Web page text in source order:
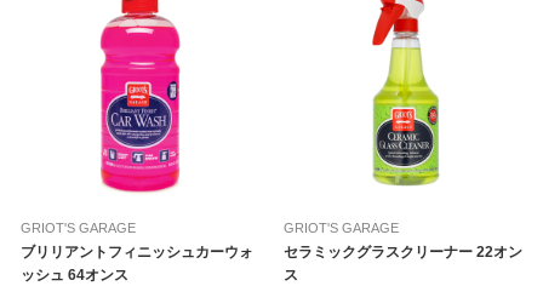
GRIOT'S GARAGE
ブリリアントフィニッシュカーウォ
ッシュ 64オンス
GRIOT'S GARAGE
セラミックグラスクリーナー 22オン
ス